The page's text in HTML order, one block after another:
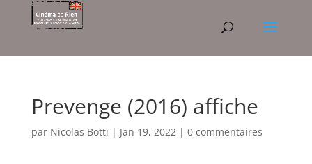
Prevenge (2016) affiche
par Nicolas Botti | Jan 19, 2022| 0 commentaires